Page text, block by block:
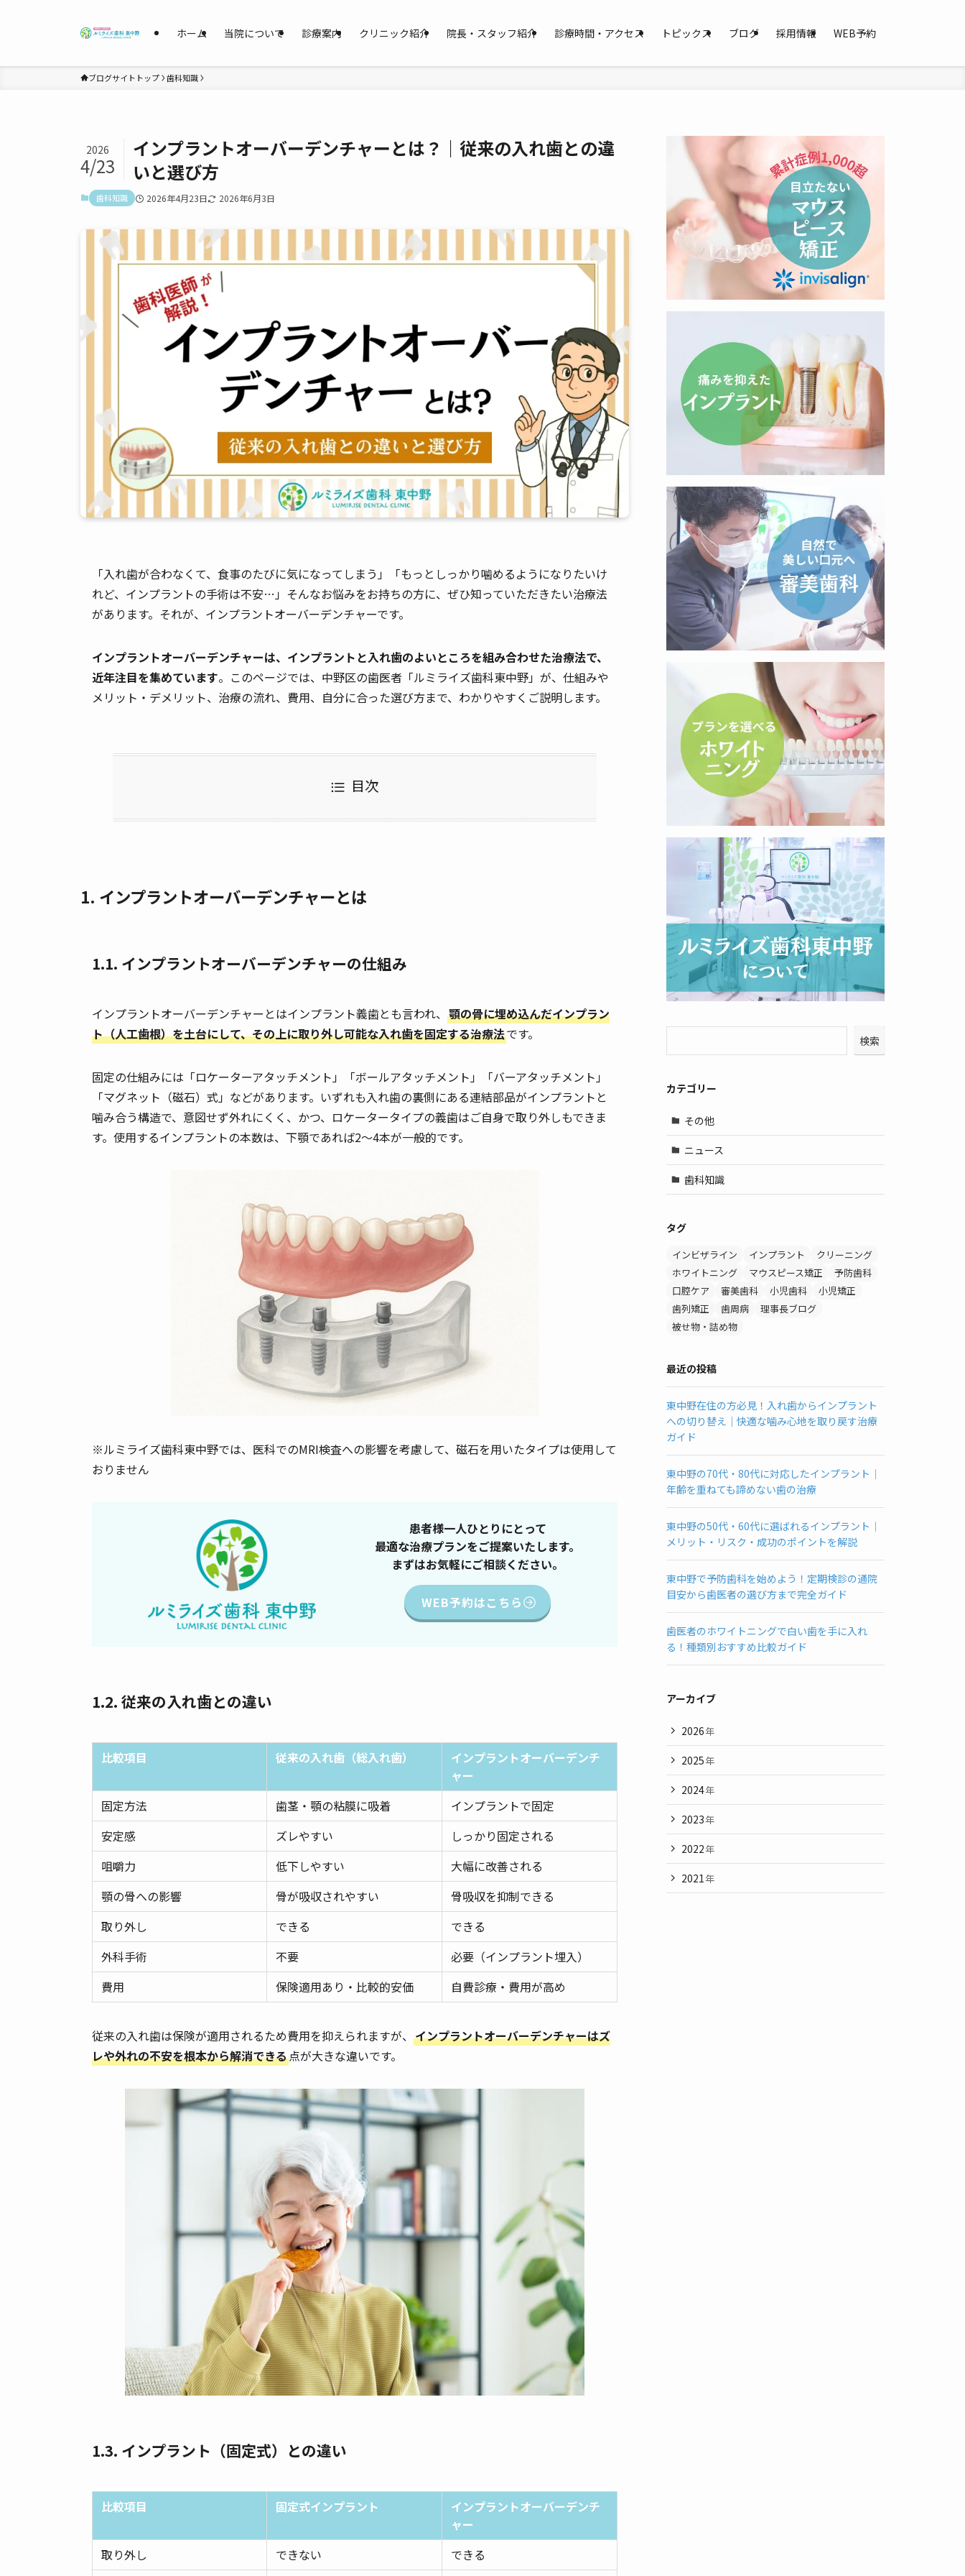
ホーム 当院について 診療案内 クリニック紹介 院長・スタッフ紹介 診療時間・アクセス トピックス ブログ 採用情報 WEB予約
ブログサイトトップ 歯科知識
インプラントオーバーデンチャーとは？｜従来の入れ歯との違
いと選び方
2026
4/23
歯科知識 2026年4月23日 2026年6月3日
「入れ歯が合わなくて、食事のたびに気になってしまう」「もっとしっかり噛めるようになりたいけ
れど、インプラントの手術は不安…」そんなお悩みをお持ちの方に、ぜひ知っていただきたい治療法
があります。それが、インプラントオーバーデンチャーです。
インプラントオーバーデンチャーは、インプラントと入れ歯のよいところを組み合わせた治療法で、
近年注目を集めています。このページでは、中野区の歯医者「ルミライズ歯科東中野」が、仕組みや
メリット・デメリット、治療の流れ、費用、自分に合った選び方まで、わかりやすくご説明します。
目次
1. インプラントオーバーデンチャーとは
1.1. インプラントオーバーデンチャーの仕組み
インプラントオーバーデンチャーとはインプラント義歯とも言われ、 顎の骨に埋め込んだインプラン
ト（人工歯根）を土台にして、その上に取り外し可能な入れ歯を固定する治療法です。
固定の仕組みには「ロケーターアタッチメント」「ボールアタッチメント」「バーアタッチメント」
「マグネット（磁石）式」などがあります。いずれも入れ歯の裏側にある連結部品がインプラントと
噛み合う構造で、意図せず外れにくく、かつ、ロケータータイプの義歯はご自身で取り外しもできま
す。使用するインプラントの本数は、下顎であれば2〜4本が一般的です。
※ルミライズ歯科東中野では、医科でのMRI検査への影響を考慮して、磁石を用いたタイプは使用して
おりません
患者様一人ひとりにとって
最適な治療プランをご提案いたします。
まずはお気軽にご相談ください。
WEB予約はこちら
1.2. 従来の入れ歯との違い
比較項目 従来の入れ歯（総入れ歯）
インプラントオーバーデンチ
ャー
固定方法
歯茎・顎の粘膜に吸着
インプラントで固定
安定感
ズレやすい
しっかり固定される
咀嚼力
低下しやすい
大幅に改善される
顎の骨への影響
骨が吸収されやすい
骨吸収を抑制できる
取り外し
できる
できる
外科手術
不要
必要（インプラント埋入）
費用
保険適用あり・比較的安価 自費診療・費用が高め
従来の入れ歯は保険が適用されるため費用を抑えられますが、 インプラントオーバーデンチャーはズ
レや外れの不安を根本から解消できる点が大きな違いです。
1.3. インプラント（固定式）との違い
比較項目 固定式インプラント
インプラントオーバーデンチ
ャー
取り外し
できない
できる
検索
カテゴリー
その他
ニュース
歯科知識
タグ
インビザライン インプラント
クリーニング
ホワイトニング
マウスピース矯正
予防歯科
口腔ケア
審美歯科 小児歯科
小児矯正
歯列矯正
歯周病
理事長ブログ
被せ物・詰め物
最近の投稿
東中野在住の方必見！入れ歯からインプラント
への切り替え｜快適な噛み心地を取り戻す治療
ガイド
東中野の70代・80代に対応したインプラント｜
年齢を重ねても諦めない歯の治療
東中野の50代・60代に選ばれるインプラント｜
メリット・リスク・成功のポイントを解説
東中野で予防歯科を始めよう！定期検診の通院
目安から歯医者の選び方まで完全ガイド
歯医者のホワイトニングで白い歯を手に入れ
る！種類別おすすめ比較ガイド
アーカイブ
2026年
2025年
2024年
2023年
2022年
2021 年